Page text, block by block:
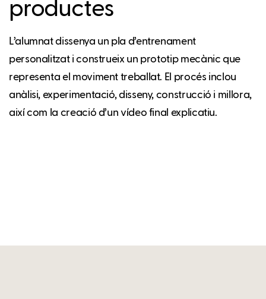
productes
L’alumnat dissenya un pla d’entrenament
personalitzat i construeix un prototip mecànic que
representa el moviment treballat. El procés inclou
anàlisi, experimentació, disseny, construcció i millora,
així com la creació d’un vídeo final explicatiu.